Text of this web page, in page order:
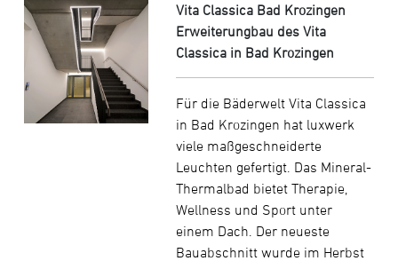
Vita Classica Bad Krozingen
Erweiterungbau des Vita
Classica in Bad Krozingen
Für die Bäderwelt Vita Classica
in Bad Krozingen hat luxwerk
viele maßgeschneiderte
Leuchten gefertigt. Das Mineral-
Thermalbad bietet Therapie,
Wellness und Sport unter
einem Dach. Der neueste
Bauabschnitt wurde im Herbst